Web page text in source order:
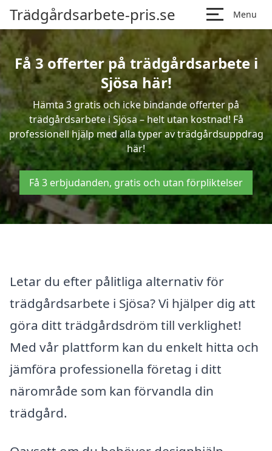
Trädgårdsarbete-pris.se Menu
Få 3 offerter på trädgårdsarbete i
Sjösa här!
Hämta 3 gratis och icke bindande offerter på
trädgårdsarbete i Sjösa – helt utan kostnad! Få
professionell hjälp med alla typer av trädgårdsuppdrag
här!
Få 3 erbjudanden, gratis och utan förpliktelser
Letar du efter pålitliga alternativ för
trädgårdsarbete i Sjösa? Vi hjälper dig att
göra ditt trädgårdsdröm till verklighet!
Med vår plattform kan du enkelt hitta och
jämföra professionella företag i ditt
närområde som kan förvandla din
trädgård.